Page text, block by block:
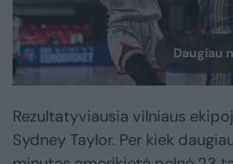
Daugiau
Rezultatyviausia vilniaus
Sydney Taylor. Per kiek